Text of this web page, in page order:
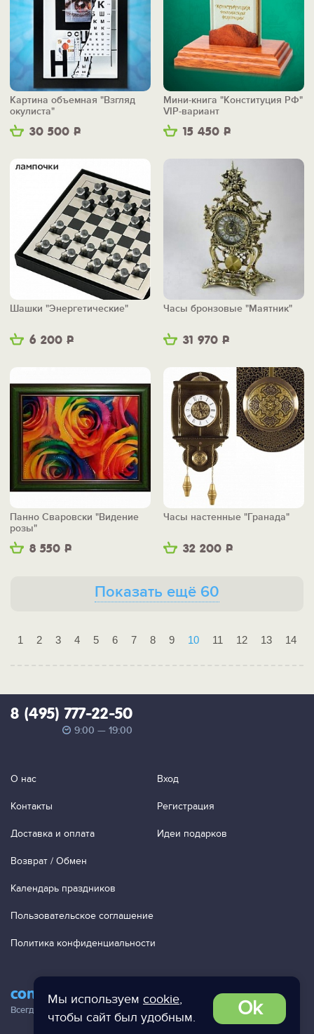
Мы используем cookie,
чтобы сайт был удобным.
Ok
30 500 Р
Картина объемная "Взгляд
окулиста"
15 450 Р
Мини-книга "Конституция РФ"
VIP-вариант
6 200 Р
Шашки "Энергетические"
31 970 Р
Часы бронзовые "Маятник"
8 550 Р
Панно Сваровски "Видение
розы"
32 200 Р
Часы настенные "Гранада"
Показать ещё 60
1 2 3 4 5 6 7 8 9 10 11 12 13 14
contact@ac-studio.ru
Всегда отвечаем на ваши письма!
8 (495) 777-22-50
9:00 — 19:00
О нас
Контакты
Доставка и оплата
Возврат / Обмен
Календарь праздников
Пользовательское соглашение
Политика конфиденциальности
Вход
Регистрация
Идеи подарков